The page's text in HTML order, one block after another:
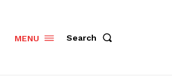
MENU Search